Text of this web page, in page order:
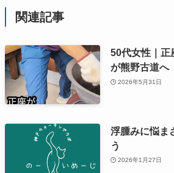
関連記事
50代女性｜正
が熊野古道へ
2026年5月31日
浮腫みに悩ま
う
2026年1月27日